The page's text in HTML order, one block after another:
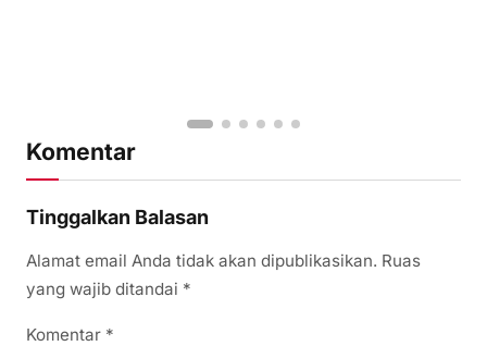
Komentar
Tinggalkan Balasan
Alamat email Anda tidak akan dipublikasikan. Ruas
yang wajib ditandai *
Komentar *